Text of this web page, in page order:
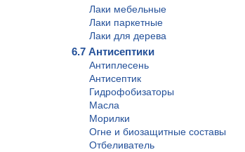
Лаки мебельные
Лаки паркетные
Лаки для дерева
6.7 Антисептики
Антиплесень
Антисептик
Гидрофобизаторы
Масла
Морилки
Огне и биозащитные составы
Отбеливатель